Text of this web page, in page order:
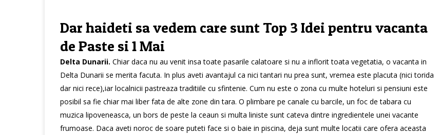
Dar haideti sa vedem care sunt Top 3 Idei pentru vacanta
de Paste si 1 Mai
Delta Dunarii. Chiar daca nu au venit insa toate pasarile calatoare si nu a inflorit toata vegetatia, o vacanta in
Delta Dunarii se merita facuta. In plus aveti avantajul ca nici tantari nu prea sunt, vremea este placuta (nici torida
dar nici rece),iar localnicii pastreaza traditiile cu sfintenie. Cum nu este o zona cu multe hoteluri si pensiuni este
posibil sa fie chiar mai liber fata de alte zone din tara. O plimbare pe canale cu barcile, un foc de tabara cu
muzica lipoveneasca, un bors de peste la ceaun si multa liniste sunt cateva dintre ingredientele unei vacante
frumoase. Daca aveti noroc de soare puteti face si o baie in piscina, deja sunt multe locatii care ofera aceasta